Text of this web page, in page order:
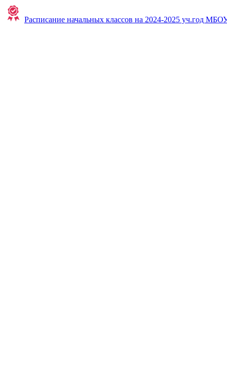
Расписание начальных классов на 2024-2025 уч.год